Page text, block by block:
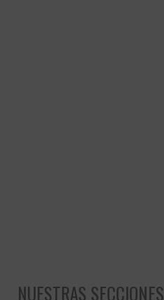
NUESTRAS SECCIONES